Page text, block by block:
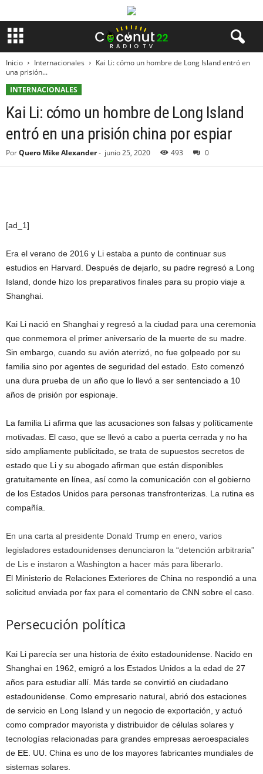
Inicio Internacionales
Kai Li: cómo un hombre de Long Island entró en
una prisión...
INTERNACIONALES
Kai Li: cómo un hombre de Long Island
entró en una prisión china por espiar
PorQuero Mike Alexander- junio 25, 2020 493 0
[ad_1]
Era el verano de 2016 y Li estaba a punto de continuar sus
estudios en Harvard. Después de dejarlo, su padre regresó a Long
Island, donde hizo los preparativos finales para su propio viaje a
Shanghai.
Kai Li nació en Shanghai y regresó a la ciudad para una ceremonia
que conmemora el primer aniversario de la muerte de su madre.
Sin embargo, cuando su avión aterrizó, no fue golpeado por su
familia sino por agentes de seguridad del estado. Esto comenzó
una dura prueba de un año que lo llevó a ser sentenciado a 10
años de prisión por espionaje.
La familia Li afirma que las acusaciones son falsas y políticamente
motivadas. El caso, que se llevó a cabo a puerta cerrada y no ha
sido ampliamente publicitado, se trata de supuestos secretos de
estado que Li y su abogado afirman que están disponibles
gratuitamente en línea, así como la comunicación con el gobierno
de los Estados Unidos para personas transfronterizas. La rutina es
compañía.
En una carta al presidente Donald Trump en enero, varios
legisladores estadounidenses denunciaron la “detención arbitraria”
de Lis e instaron a Washington a hacer más para liberarlo.
El Ministerio de Relaciones Exteriores de China no respondió a una
solicitud enviada por fax para el comentario de CNN sobre el caso.
Persecución política
Kai Li parecía ser una historia de éxito estadounidense. Nacido en
Shanghai en 1962, emigró a los Estados Unidos a la edad de 27
años para estudiar allí. Más tarde se convirtió en ciudadano
estadounidense. Como empresario natural, abrió dos estaciones
de servicio en Long Island y un negocio de exportación, y actuó
como comprador mayorista y distribuidor de células solares y
tecnologías relacionadas para grandes empresas aeroespaciales
de EE. UU. China es uno de los mayores fabricantes mundiales de
sistemas solares.